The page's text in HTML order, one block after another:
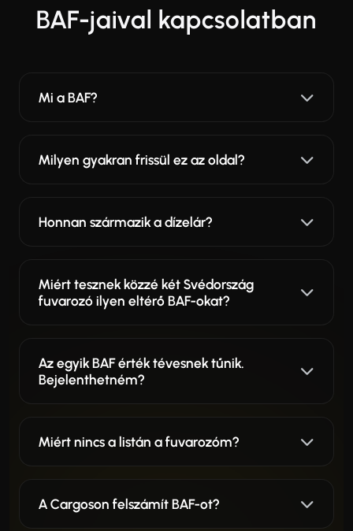
BAF-jaival kapcsolatban
Mi a BAF?
Milyen gyakran frissül ez az oldal?
Honnan származik a dízelár?
Miért tesznek közzé két Svédország
fuvarozó ilyen eltérő BAF-okat?
Az egyik BAF érték tévesnek tűnik.
Bejelenthetném?
Miért nincs a listán a fuvarozóm?
A Cargoson felszámít BAF-ot?